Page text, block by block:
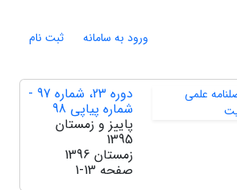
ورود به سامانه ثبت نام
دوره 23، شماره 97 -
شماره پیاپی 98
پاییز و زمستان
1395
زمستان 1396
صفحه 1-13